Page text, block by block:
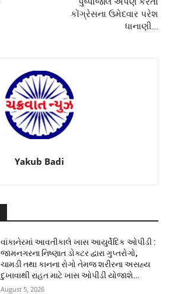
કોંગ્રેસના ઉમેદવાર પરેશ
ધાનાણી….
Yakub Badi
વાંકાનેરમાં આવતીકાલે ખાસ આયુર્વેદિક ઓપીડી :
જામનગરના નિષ્ણાત ડોક્ટર દ્વારા ગુપ્તરોગો,
ચામડી તથા કાનના રોગો તેમજ શરીરના અસહ્ય
દુખાવાથી રાહત માટે ખાસ ઓપીડી યોજાશે…
August 5, 2026